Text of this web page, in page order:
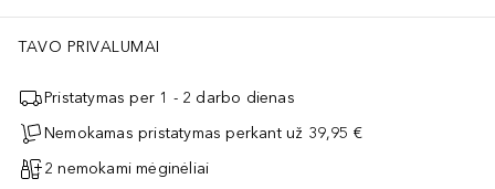
TAVO PRIVALUMAI
Pristatymas per 1 - 2 darbo dienas
Nemokamas pristatymas perkant už 39,95 €
2 nemokami mėginėliai